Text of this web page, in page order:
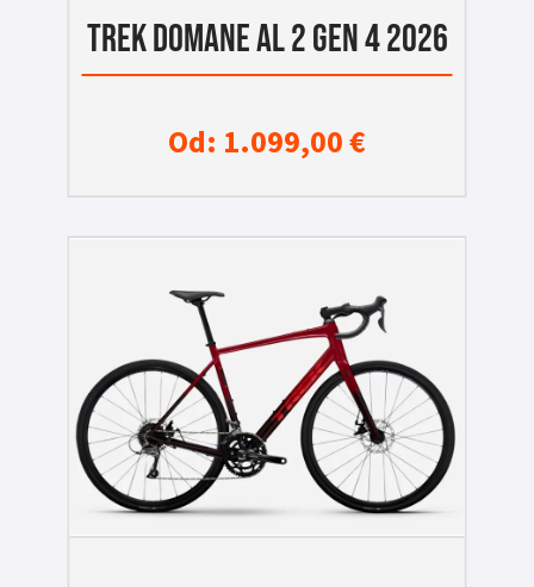
TREK DOMANE AL 2 GEN 4 2026
Od: 1.099,00€